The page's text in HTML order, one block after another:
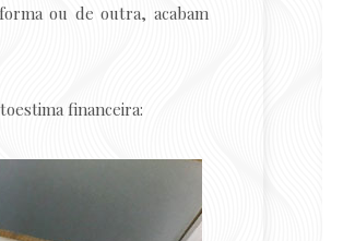
ou de outra, acabam
financeira: